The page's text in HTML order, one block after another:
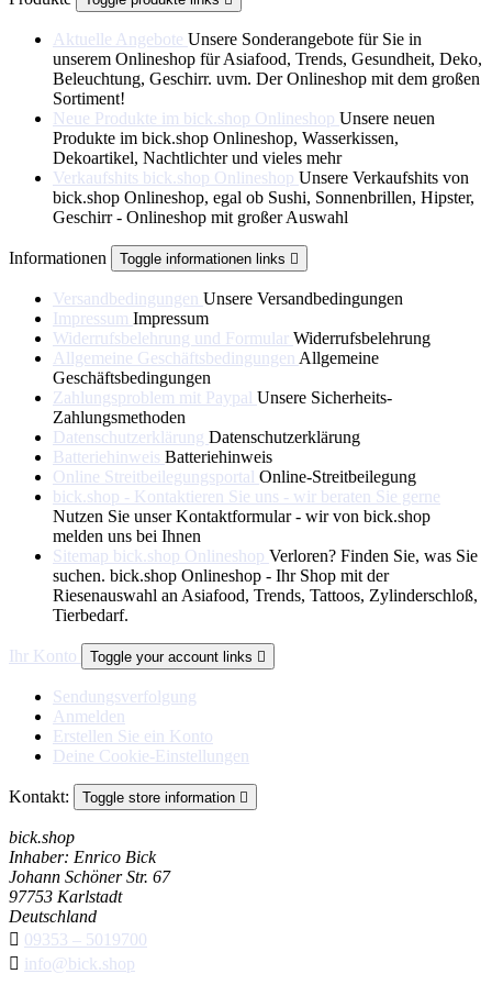
Aktuelle Angebote Unsere Sonderangebote für Sie in
unserem Onlineshop für Asiafood, Trends, Gesundheit, Deko,
Beleuchtung, Geschirr. uvm. Der Onlineshop mit dem großen
Sortiment!
Neue Produkte im bick.shop Onlineshop Unsere neuen
Produkte im bick.shop Onlineshop, Wasserkissen,
Dekoartikel, Nachtlichter und vieles mehr
Verkaufshits bick.shop Onlineshop Unsere Verkaufshits von
bick.shop Onlineshop, egal ob Sushi, Sonnenbrillen, Hipster,
Geschirr - Onlineshop mit großer Auswahl
Informationen Toggle informationen links 
Versandbedingungen Unsere Versandbedingungen
Impressum Impressum
Widerrufsbelehrung und Formular Widerrufsbelehrung
Allgemeine Geschäftsbedingungen Allgemeine
Geschäftsbedingungen
Zahlungsproblem mit Paypal Unsere Sicherheits-
Zahlungsmethoden
Datenschutzerklärung Datenschutzerklärung
Batteriehinweis Batteriehinweis
Online Streitbeilegungsportal Online-Streitbeilegung
bick.shop - Kontaktieren Sie uns - wir beraten Sie gerne
Nutzen Sie unser Kontaktformular - wir von bick.shop
melden uns bei Ihnen
Sitemap bick.shop Onlineshop Verloren? Finden Sie, was Sie
suchen. bick.shop Onlineshop - Ihr Shop mit der
Riesenauswahl an Asiafood, Trends, Tattoos, Zylinderschloß,
Tierbedarf.
Ihr Konto Toggle your account links 
Sendungsverfolgung
Anmelden
Erstellen Sie ein Konto
Deine Cookie-Einstellungen
Kontakt: Toggle store information 
bick.shop
Inhaber: Enrico Bick
Johann Schöner Str. 67
97753 Karlstadt
Deutschland
 09353 – 5019700
 info@bick.shop